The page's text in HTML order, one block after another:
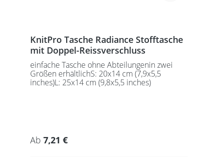
KnitPro Tasche Radiance Stofftasche
mit Doppel-Reissverschluss
einfache Tasche ohne Abteilungenin zwei
Größen erhältlichS: 20x14 cm (7,9x5,5
inches)L: 25x14 cm (9,8x5,5 inches)
Regulärer Preis:
Ab 7,21 €